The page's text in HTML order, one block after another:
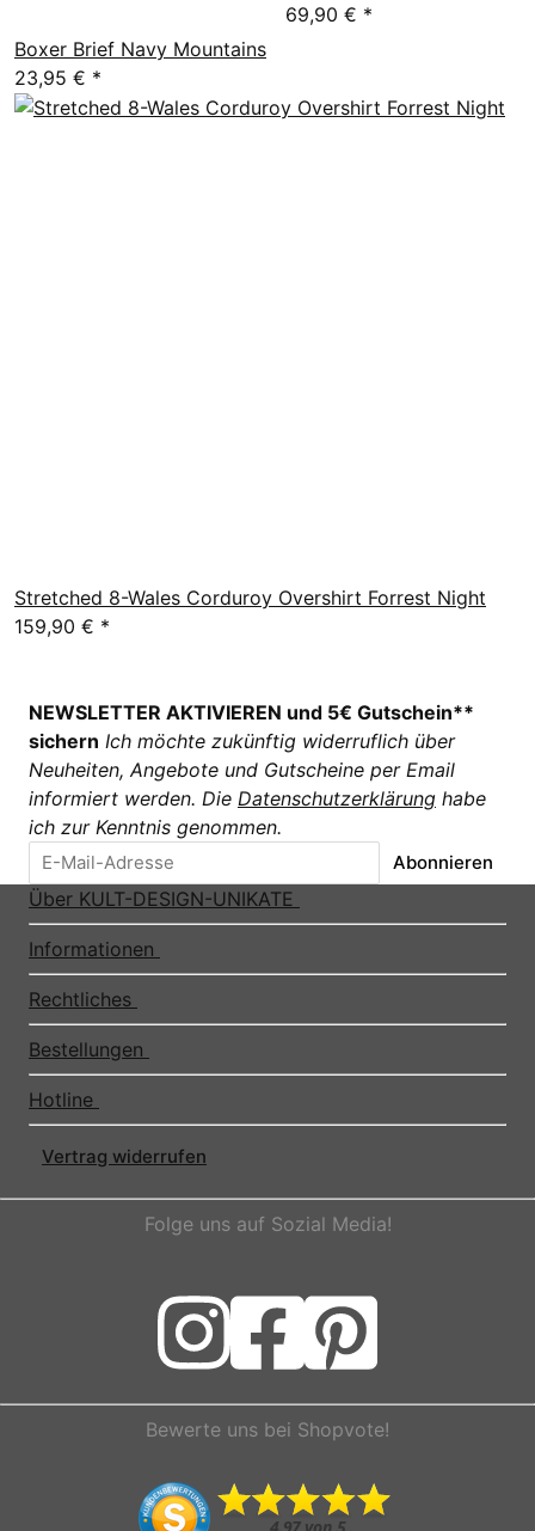
Boxer Brief Navy Mountains
23,95 € *
69,90 € *
Stretched 8-Wales Corduroy Overshirt Forrest Night
159,90 € *
NEWSLETTER AKTIVIEREN und 5€ Gutschein**
sichern Ich möchte zukünftig widerruflich über
Neuheiten, Angebote und Gutscheine per Email
informiert werden. Die Datenschutzerklärung habe
ich zur Kenntnis genommen.
Abonnieren
Über KULT-DESIGN-UNIKATE
Informationen
Rechtliches
Bestellungen
Hotline
Vertrag widerrufen
Folge uns auf Sozial Media!
Bewerte uns bei Shopvote!